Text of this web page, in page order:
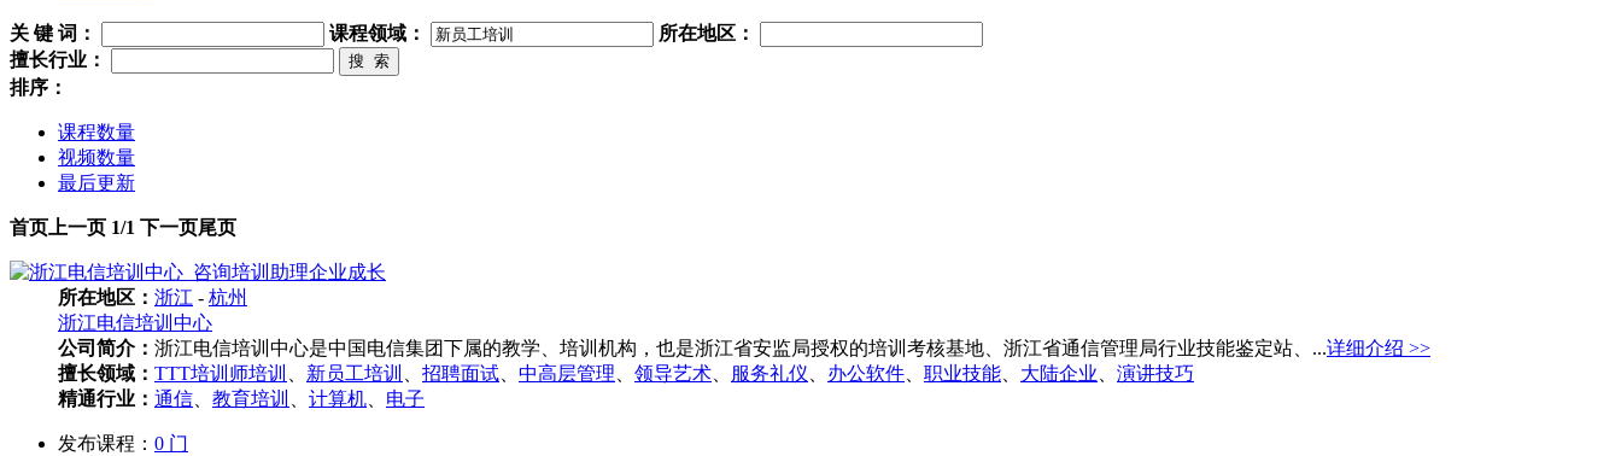
关 键 词 ： 课程领域：
所在地区：
擅长行业：
搜 索
排序：
课程数量
视频数量
最后更新
首页 上一页 1/1 下一页尾页
所在地区： 浙江 - 杭州
浙江电信培训中心
公司简介： 浙江电信培训中心是中国电信集团下属的教学、培训机构，也是浙江省安监局授权的培训考核基地、浙江省通信管理局行业技能鉴定站、...详细介绍 >>
擅长领域： TTT培训师培训 新员工培训 招聘面试 中高层管理 领导艺术 服务礼仪 办公软件 职业技能 大陆企业
演讲技巧
精通行业： 通信 教育培训 计算机 电子
发布课程： 0 门